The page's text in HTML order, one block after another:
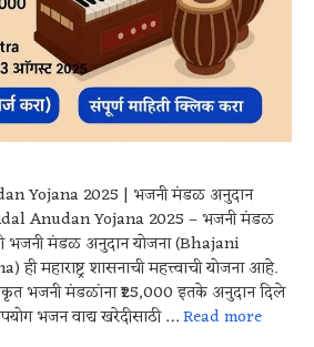
Yojana 2025 | भजनी मंडळ अनुदान
Anudan Yojana 2025 – भजनी मंडळ
भजनी मंडळ अनुदान योजना (Bhajani
महाराष्ट्र शासनाची महत्त्वाची योजना आहे.
भजनी मंडळांना ₹25,000 इतके अनुदान दिले
भजन वाद्य खरेदीसाठी …Read more